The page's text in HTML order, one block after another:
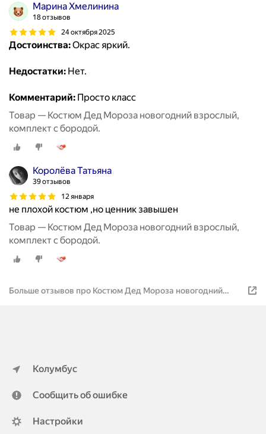
Марина Хмелинина
18 отзывов
24 октября 2025
Достоинства:Окрас яркий.
Недостатки: Нет.
Комментарий: Просто класс
Товар — Костюм Дед Мороза новогодний взрослый,
комплект с бородой.
Королёва Татьяна
39 отзывов
12 января
не плохой костюм ,но ценник завышен
Товар — Костюм Дед Мороза новогодний взрослый,
комплект с бородой.
Больше отзывов про Костюм Дед Мороза новогодний
Колумбус
Сообщить об ошибке
Настройки